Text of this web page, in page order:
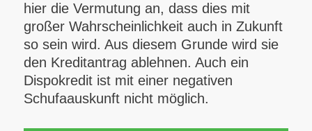
hier die Vermutung an, dass dies mit
großer Wahrscheinlichkeit auch in Zukunft
so sein wird. Aus diesem Grunde wird sie
den Kreditantrag ablehnen. Auch ein
Dispokredit ist mit einer negativen
Schufaauskunft nicht möglich.